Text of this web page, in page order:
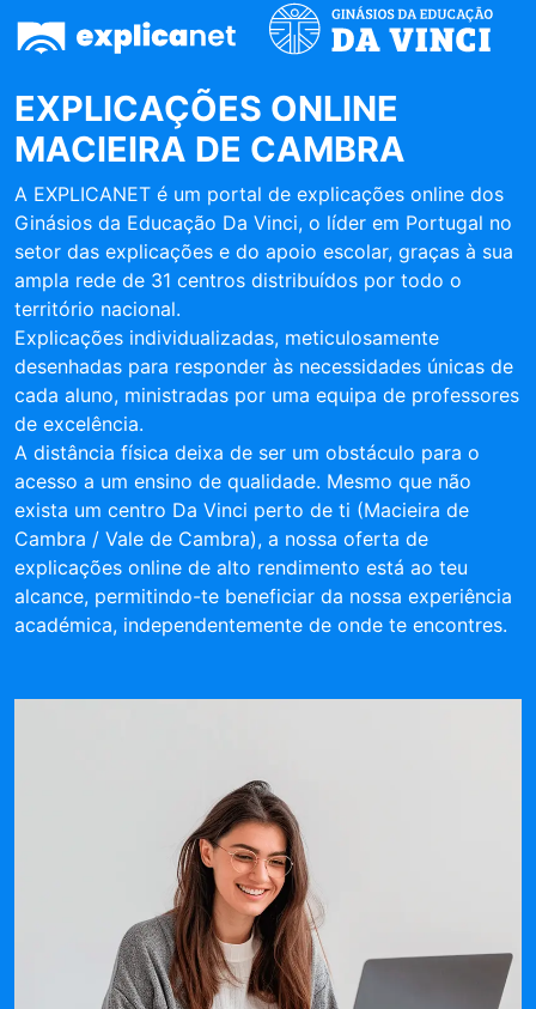
EXPLICAÇÕES ONLINE
MACIEIRA DE CAMBRA
A EXPLICANET é um portal de explicações online dos
Ginásios da Educação Da Vinci, o líder em Portugal no
setor das explicações e do apoio escolar, graças à sua
ampla rede de 31 centros distribuídos por todo o
território nacional.
Explicações individualizadas, meticulosamente
desenhadas para responder às necessidades únicas de
cada aluno, ministradas por uma equipa de professores
de excelência.
A distância física deixa de ser um obstáculo para o
acesso a um ensino de qualidade. Mesmo que não
exista um centro Da Vinci perto de ti (Macieira de
Cambra / Vale de Cambra), a nossa oferta de
explicações online de alto rendimento está ao teu
alcance, permitindo-te beneficiar da nossa experiência
académica, independentemente de onde te encontres.